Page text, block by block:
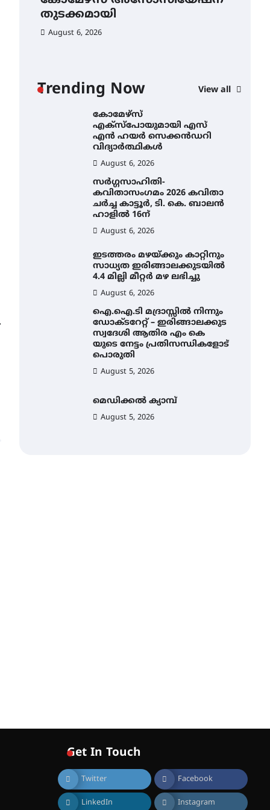
തുടക്കമായി
August 6, 2026
Trending Now View all
August 5, 2026
August 6, 2026
കോമേഴ്സ്
എക്സ്പോയുമായി എസ്
എൻ ഹയർ സെക്കൻഡറി
വിദ്യാർത്ഥികൾ
August 6, 2026
സർഗ്ഗസാഹിതി-
കവിതാസംഗമം 2026 കവിതാ
ചർച്ച കാട്ടൂർ, ടി. കെ. ബാലൻ
ഹാളിൽ 16ന്
August 6, 2026
ഇടത്തരം മഴയ്ക്കും കാറ്റിനും
സാധ്യത ഇരിങ്ങാലക്കുടയിൽ
4.4 മില്ലി മീറ്റർ മഴ ലഭിച്ചു
August 6, 2026
ഐ.ഐ.ടി മദ്രാസ്സിൽ നിന്നും
ഡോക്ടറേറ്റ് – ഇരിങ്ങാലക്കുട
സ്വദേശി ആതിര എം കെ
യുടെ നേട്ടം പ്രതിസന്ധികളോട്
പൊരുതി
August 5, 2026
മെഡിക്കൽ ക്യാമ്പ്
August 5, 2026
ഡോക്ടറേറ്റ് – ഇരിങ്ങാലക്കുട
യുടെ നേട്ടം പ്രതിസന്ധികളോട്
August 5, 2026
മെഡിക്കൽ ക്യാമ്പ്
Get In Touch
Twitter Facebook
LinkedIn Instagram